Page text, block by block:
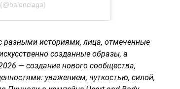
историями, лица, отмеченные
созданные образы, а
— создание нового сообщества,
уважением, чуткостью, силой,